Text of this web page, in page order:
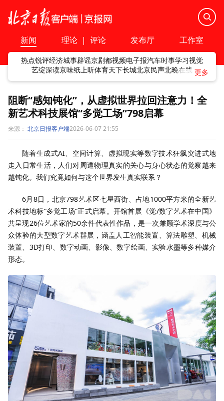
新闻 理论 | 评论 发布厅 工作室
热点锐评经济城事辟谣京剧都视频电子报汽车时事学习视觉
艺绽深读京味纸上听体育天下长城北京民声北晚在线
阻断“感知钝化”，从虚拟世界拉回注意力！全
新艺术科技展馆“多觉工场”798启幕
来源： 北京日报客户端2026-06-07 21:55
随着生成式AI、空间计算、虚拟现实等数字技术狂飙突进式地
走入日常生活，人们对周遭物理真实的关心与身心状态的觉察越来
越钝化。我们究竟如何与这个世界发生真实联系？
6月8日，北京798艺术区七星西街、占地1000平方米的全新艺
术科技地标“多觉工场”正式启幕。开馆首展《觉/数字艺术在中国》
共呈现26位艺术家的50余件代表性作品，是一次兼顾学术深度与公
众体验的大型数字艺术群展，涵盖人工智能装置、算法雕塑、机械
装置、3D打印、数字动画、影像、数字绘画、实验水墨等多种媒介
形态。